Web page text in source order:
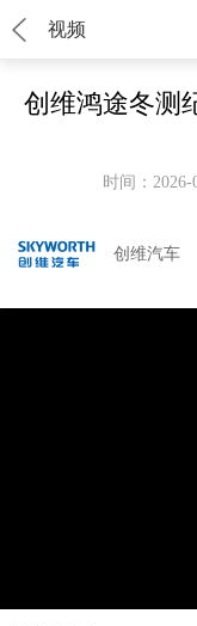
视频
创维鸿途冬测
时间：2026-
创维汽车